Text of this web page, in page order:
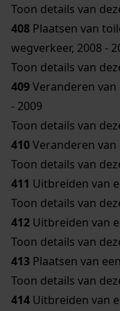
Toon details van
408 Plaatsen van
wegverkeer, 2008 -
Toon details van
409Veranderen
- 2009
Toon details van
410Veranderen van
Toon details van
411 Uitbreiden van
Toon details van
412 Uitbreiden van
Toon details van
413 Plaatsen van
Toon details van
414 Uitbreiden van